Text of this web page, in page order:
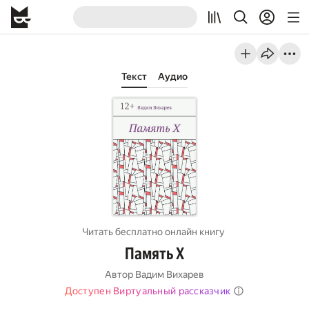
Текст Аудио
Читать бесплатно онлайн книгу
Память X
Автор Вадим Вихарев
Доступен Виртуальный рассказчик